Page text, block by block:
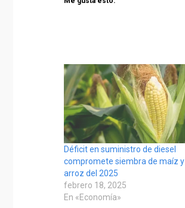
Déficit en suministro de diesel
compromete siembra de maíz y
arroz del 2025
febrero 18, 2025
En «Economía»